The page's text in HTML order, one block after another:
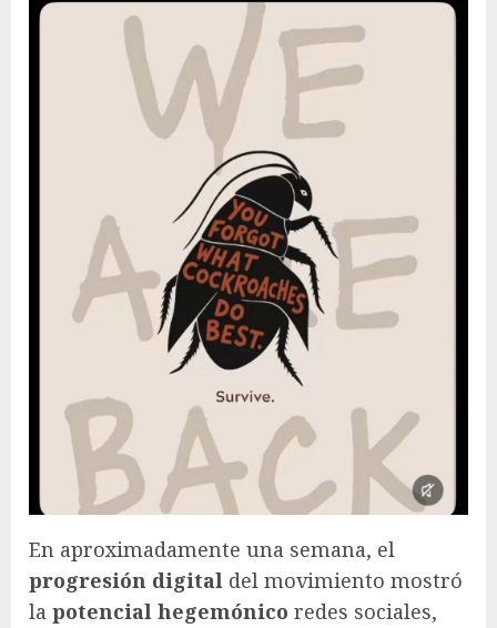
En aproximadamente una semana, el
progresión digital del movimiento mostró
la potencial hegemónico redes sociales,